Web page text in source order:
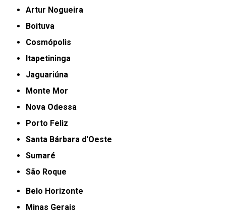
Artur Nogueira
Boituva
Cosmópolis
Itapetininga
Jaguariúna
Monte Mor
Nova Odessa
Porto Feliz
Santa Bárbara d'Oeste
Sumaré
São Roque
Belo Horizonte
Minas Gerais